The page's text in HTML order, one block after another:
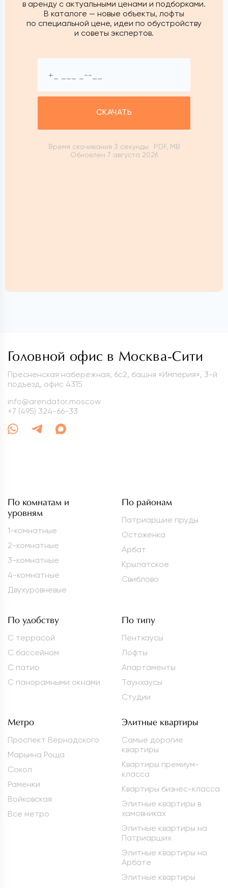
в аренду с актуальными ценами и подборками.
В каталоге — новые объекты, лофты
по специальной цене, идеи по обустройству
и советы экспертов.
СКАЧАТЬ
Время скачивания 3 секунды
PDF, MB
Обновлен 7 августа 2026
Головной офис в Москва-Сити
Пресненская набережная, 6с2, башня «Империя», 3-й
подъезд, офис 4315
info@arendator.moscow
+7 (495) 324-66-33
По комнатам и
уровням
1-комнатные
2-комнатные
3-комнатные
4-комнатные
Двухуровневые
По районам
Патриаршие пруды
Остоженка
Арбат
Крылатское
Свиблово
По удобству
С террасой
С бассейном
С патио
С панорамными окнами
По типу
Пентхаусы
Лофты
Апартаменты
Таунхаусы
Студии
Метро
Проспект Вернадского
Марьина Роща
Сокол
Раменки
Войковская
Все метро
Элитные квартиры
Самые дорогие
квартиры
Квартиры премиум-
класса
Квартиры бизнес-класса
Элитные квартиры в
хамовниках
Элитные квартиры на
Патриарших
Элитные квартиры на
Арбате
Элитные квартиры